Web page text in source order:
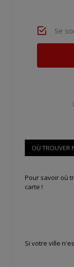
Se
OÙ TROUVER
Pour savoir où
carte !
Si votre ville